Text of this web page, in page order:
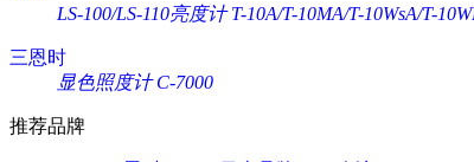
LS-100/LS-110亮度计 T-10A/T-10MA/T-10WsA/T-
三恩时
显色照度计 C-7000
推荐品牌